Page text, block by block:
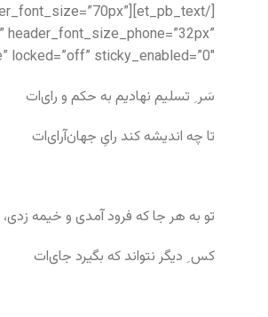
header_font_size_phone=”32px”
sticky_enabled=”0″]
سَر ِ تسلیم نهادیم به حکم و رای‌ات
تا چه اندیشه کند رایِ جهان‌آرای‌ات
تو به هر جا که فرود آمدی و خیمه زدی،
کس ِ دیگر نتواند که بگیرد جای‌ات